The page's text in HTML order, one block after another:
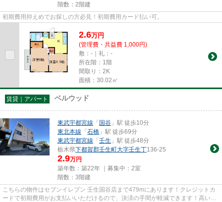
階数：2階建
初期費用抑えめでお探しの方必見！初期費用カード払い可。
2.6万円
(管理費・共益費 1,000円)
敷：-｜礼：-
所在階：1階
間取り：2K
面積：30.02㎡
賃貸｜アパート ベルウッド
東武宇都宮線 「国谷 」駅 徒歩10分
東北本線 「石橋 」駅 徒歩69分
東武宇都宮線 「壬生 」駅 徒歩48分
栃木県下都賀郡壬生町大字壬生丁136-25
2.9万円
築年数：築22年 ｜募集中： 2室
階数：3階建
こちらの物件はセブンイレブン 壬生国谷店まで479mにあります！クレジットカ
ードで初期費用がお支払いいただけるので、決済の手間が軽減できます！高いニ